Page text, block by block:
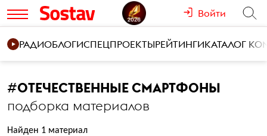
Войти
РАДИОБЛОГИСПЕЦПРОЕКТЫРЕЙТИНГИКАТАЛОГ
#ОТЕЧЕСТВЕННЫЕ СМАРТФОНЫ
подборка материалов
Найден 1 материал